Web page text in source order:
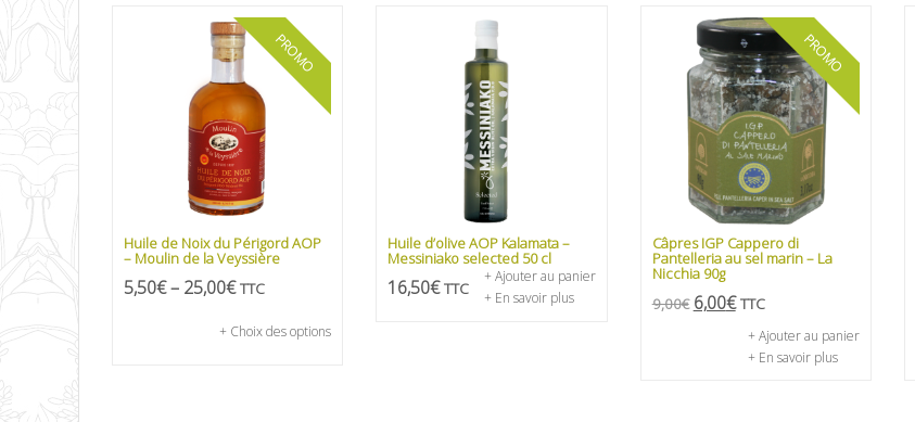
PROMO
Huile de Noix du Périgord AOP
– Moulin de la Veyssière
5,50€– 25,00€ TTC
+ Choix des options
Huile d’olive AOP Kalamata –
Messiniako selected 50 cl
16,50€ TTC
+ Ajouter au panier
+ En savoir plus
PROMO
Câpres IGP Cappero di
Pantelleria au sel marin – La
Nicchia 90g
9,00€ 6,00€ TTC
+ Ajouter au panier
+ En savoir plus